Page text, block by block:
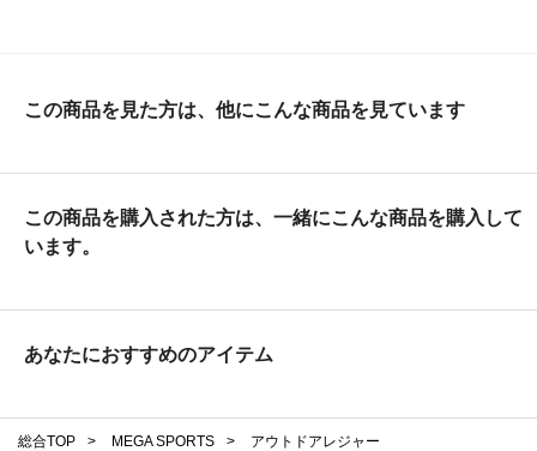
この商品を見た方は、他にこんな商品を見ています
この商品を購入された方は、一緒にこんな商品を購入して
います。
あなたにおすすめのアイテム
総合TOP > MEGA SPORTS >
アウトドアレジャー